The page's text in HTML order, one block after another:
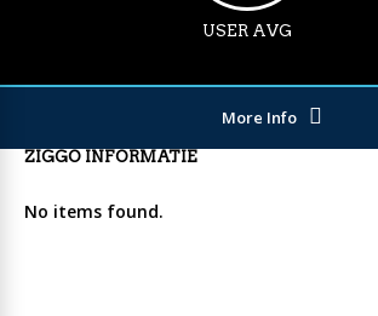
USER AVG
More Info
ZIGGO INFORMATIE
No items found.